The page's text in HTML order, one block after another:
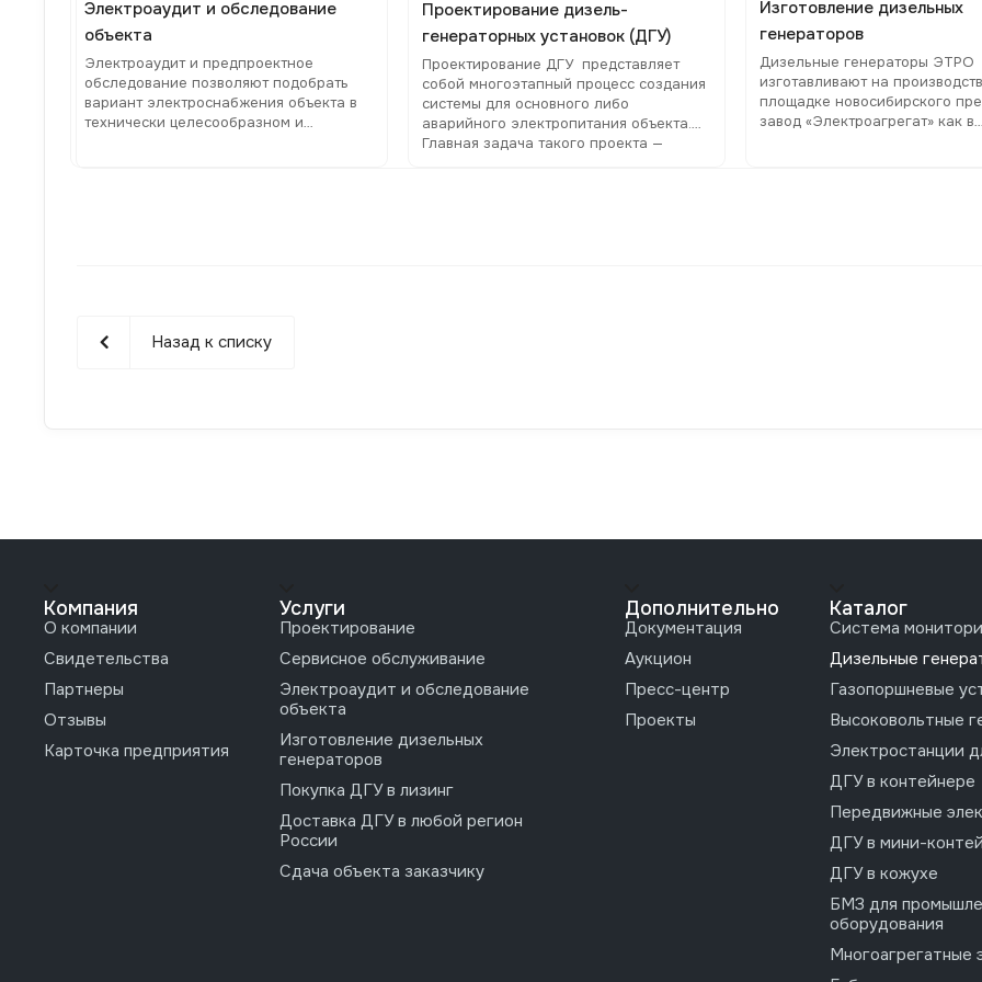
Электроаудит и обследование
объекта
Электроаудит и предпроектное
обследование позволяют подобрать
вариант электроснабжения объекта в
технически целесообразном и
Проектирование дизель-
генераторных установок (ДГУ)
Проектирование ДГУ представляет
собой многоэтапный процесс создания
системы для основного либо
аварийного электропитания объекта.
Главная задача такого проекта —
Изготовление дизельных
генераторов
Дизельные генераторы ЭТРО
изготавливают на
площадке новосибирского
завод «Электроагрегат» как в
Назад к списку
Компания
О компании
Свидетельства
Партнеры
Отзывы
Карточка предприятия
Услуги
Проектирование
Сервисное обслуживание
Электроаудит и обследование
объекта
Изготовление дизельных
генераторов
Покупка ДГУ в лизинг
Доставка ДГУ в любой регион
России
Сдача объекта заказчику
Дополнительно
Документация
Аукцион
Пресс-центр
Проекты
Каталог
Система
Дизельные
Газопоршневые
Высоковольтные
Электростанции
ДГУ в контейнере
Передвижные
ДГУ в мини-
ДГУ в кожухе
БМЗ для
оборудования
Многоагрегатные